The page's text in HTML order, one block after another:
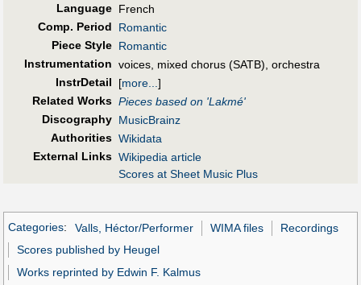
Language French
Comp. Period
Romantic
Piece Style Romantic
Instrumentation voices, mixed chorus (SATB), orchestra
InstrDetail
[more... ]
Related Works Pieces based on 'Lakmé'
Discography MusicBrainz
Authorities Wikidata
External Links Wikipedia article
Scores at Sheet Music Plus
Categories: Valls, Héctor/Performer WIMA files
Recordings
Scores published by Heugel
Works reprinted by Edwin F. Kalmus